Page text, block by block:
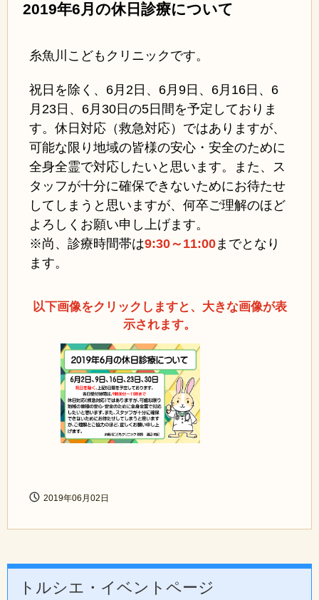
2019年6月の休日診療について
糸魚川こどもクリニックです。
祝日を除く、6月2日、6月9日、6月16日、6
月23日、6月30日の5日間を予定しておりま
す。休日対応（救急対応）ではありますが、
可能な限り地域の皆様の安心・安全のために
全身全霊で対応したいと思います。また、ス
タッフが十分に確保できないためにお待たせ
してしまうと思いますが、何卒ご理解のほど
よろしくお願い申し上げます。
※尚、診療時間帯は9:30～11:00までとなり
ます。
以下画像をクリックしますと、大きな画像が表
示されます。
2019年06月02日
トルシエ・イベントページ